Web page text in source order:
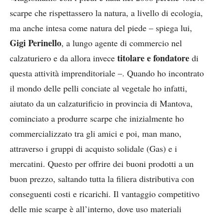
scarpe che rispettassero la natura, a livello di ecologia,
ma anche intesa come natura del piede – spiega lui,
Gigi Perinello, a lungo agente di commercio nel
calzaturiero e da allora invece titolare e fondatore di
questa attività imprenditoriale –. Quando ho incontrato
il mondo delle pelli conciate al vegetale ho infatti,
aiutato da un calzaturificio in provincia di Mantova,
cominciato a produrre scarpe che inizialmente ho
commercializzato tra gli amici e poi, man mano,
attraverso i gruppi di acquisto solidale (Gas) e i
mercatini. Questo per offrire dei buoni prodotti a un
buon prezzo, saltando tutta la filiera distributiva con
conseguenti costi e ricarichi. Il vantaggio competitivo
delle mie scarpe è all’interno, dove uso materiali